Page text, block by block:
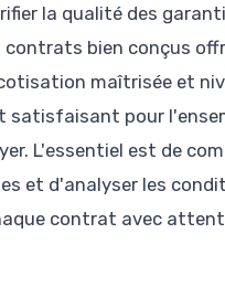
la qualité des
contrats bien conçus
maîtrisée et
satisfaisant pour
L'essentiel est de
et d'analyser les
contrat avec